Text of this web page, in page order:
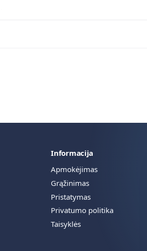
Informacija
Apmokėjimas
Grąžinimas
Pristatymas
Privatumo politika
Taisyklės